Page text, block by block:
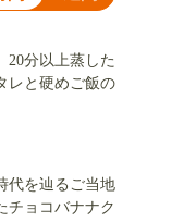
20分以上蒸した
レと硬めご飯の
代を辿るご当地
チョコバナナク